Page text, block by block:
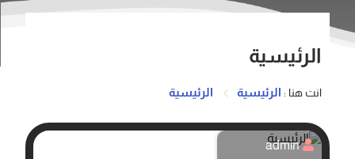
الرئيسية
انت هنا : الرئيسية الرئيسية
admin